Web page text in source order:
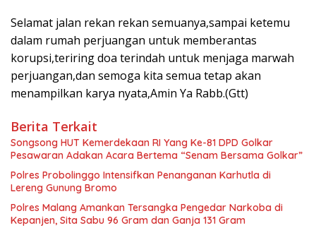
Selamat jalan rekan rekan semuanya,sampai ketemu
dalam rumah perjuangan untuk memberantas
korupsi,teriring doa terindah untuk menjaga marwah
perjuangan,dan semoga kita semua tetap akan
menampilkan karya nyata,Amin Ya Rabb.(Gtt)
Berita Terkait
Songsong HUT Kemerdekaan RI Yang Ke-81 DPD Golkar
Pesawaran Adakan Acara Bertema “Senam Bersama Golkar”
Polres Probolinggo Intensifkan Penanganan Karhutla di
Lereng Gunung Bromo
Polres Malang Amankan Tersangka Pengedar Narkoba di
Kepanjen, Sita Sabu 96 Gram dan Ganja 131 Gram